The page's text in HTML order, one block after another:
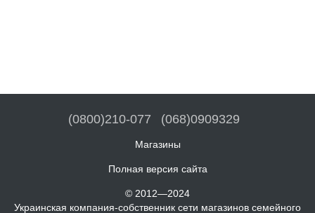
(0800)210-077 (068)0909329
Магазины
Полная версия сайта
© 2012—2024
Украинская компания-собственник сети магазинов семейного